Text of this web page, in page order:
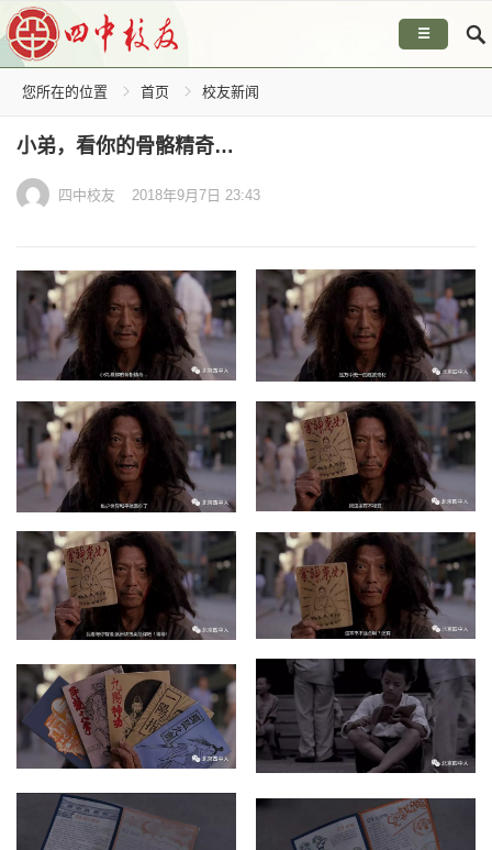
☰
您所在的位置 首页 校友新闻
小弟，看你的骨骼精奇…
四中校友 2018年9月7日 23:43